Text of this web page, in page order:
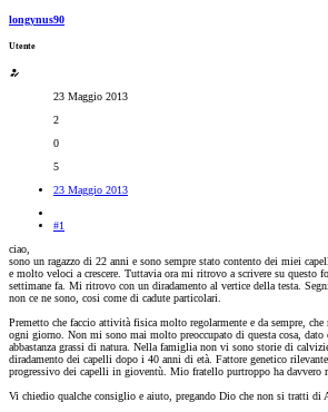
longynus90
Utente
23 Maggio 2013
2
0
5
23 Maggio 2013
#1
ciao,
sono un ragazzo di 22 anni e sono sempre stato contento dei miei
e molto veloci a crescere. Tuttavia ora mi ritrovo a scrivere su questo
settimane fa. Mi ritrovo con un diradamento al vertice della testa.
non ce ne sono, cosi come di cadute particolari.
Premetto che faccio attività fisica molto regolarmente e da sempre,
ogni giorno. Non mi sono mai molto preoccupato di questa cosa, dato
abbastanza grassi di natura. Nella famiglia non vi sono storie di
diradamento dei capelli dopo i 40 anni di età. Fattore genetico
progressivo dei capelli in gioventù. Mio fratello purtroppo ha davvero
Vi chiedio qualche consiglio e aiuto, pregando Dio che non si tratti di